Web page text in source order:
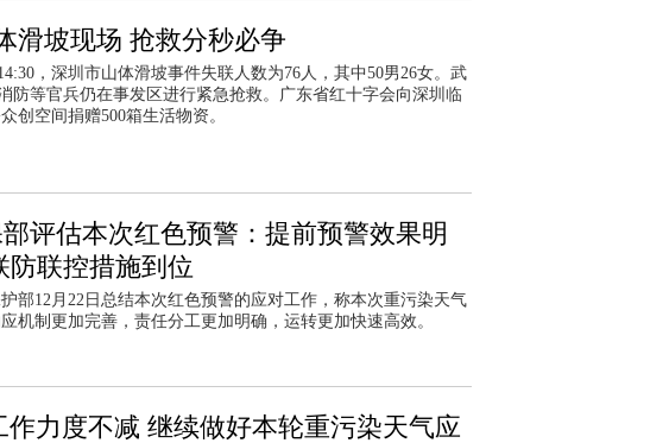
滑坡现场 抢救分秒必争
，深圳市山体滑坡事件失联人数为76人，其中50男26女。武
防等官兵仍在事发区进行紧急抢救。广东省红十字会向深圳临
创空间捐赠500箱生活物资。
评估本次红色预警：提前预警效果明
防联控措施到位
部12月22日总结本次红色预警的应对工作，称本次重污染天气
机制更加完善，责任分工更加明确，运转更加快速高效。
力度不减 继续做好本轮重污染天气应